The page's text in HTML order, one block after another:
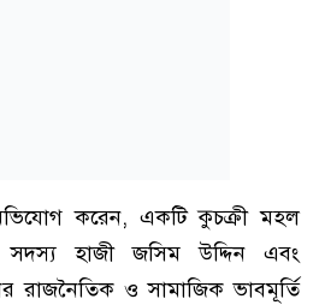
করেন, একটি কুচক্রী মহল
সদস্য হাজী জসিম উদ্দিন এবং
রাজনৈতিক ও সামাজিক ভাবমূর্তি